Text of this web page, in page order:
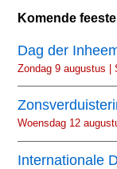
Komende
Dag der
Zondag 9 augustus |
Woensdag 12
Internationale